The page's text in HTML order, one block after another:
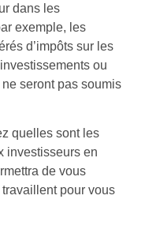
dans les
exemple, les
d’impôts sur les
ou
seront pas soumis
quelles sont les
investisseurs en
de vous
pour vous